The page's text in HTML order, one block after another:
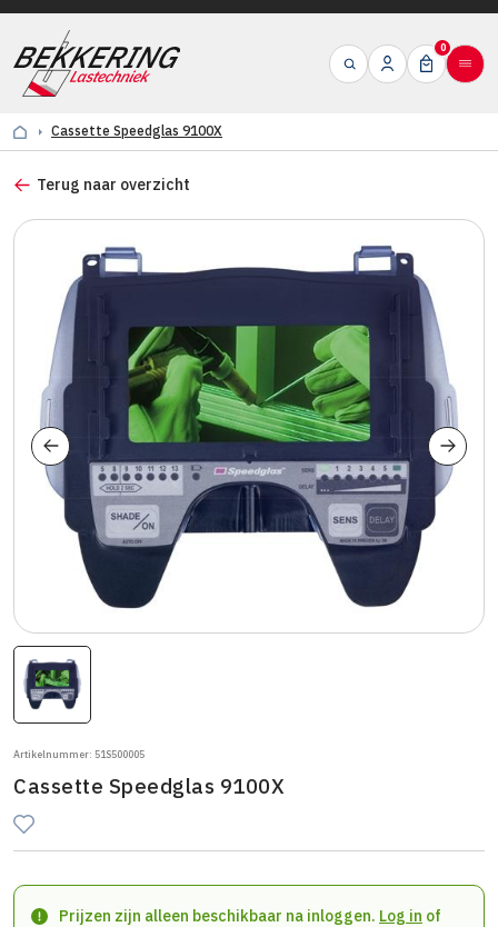
0
Cassette Speedglas 9100X
Terug naar overzicht
Artikelnummer: 51S500005
Cassette Speedglas 9100X
Prijzen zijn alleen beschikbaar na inloggen. Log in of